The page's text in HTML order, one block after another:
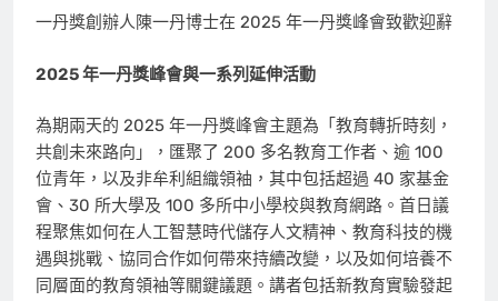
一丹獎創辦人陳一丹博士在 2025 年一丹獎峰會致歡迎辭
2025 年一丹獎峰會與一系列延伸活動
為期兩天的 2025 年一丹獎峰會主題為「教育轉折時刻，
共創未來路向」，匯聚了 200 多名教育工作者、逾 100
位青年，以及非牟利組織領袖，其中包括超過 40 家基金
會、30 所大學及 100 多所中小學校與教育網路。首日議
程聚焦如何在人工智慧時代儲存人文精神、教育科技的機
遇與挑戰、協同合作如何帶來持續改變，以及如何培養不
同層面的教育領袖等關鍵議題。講者包括新教育實驗發起